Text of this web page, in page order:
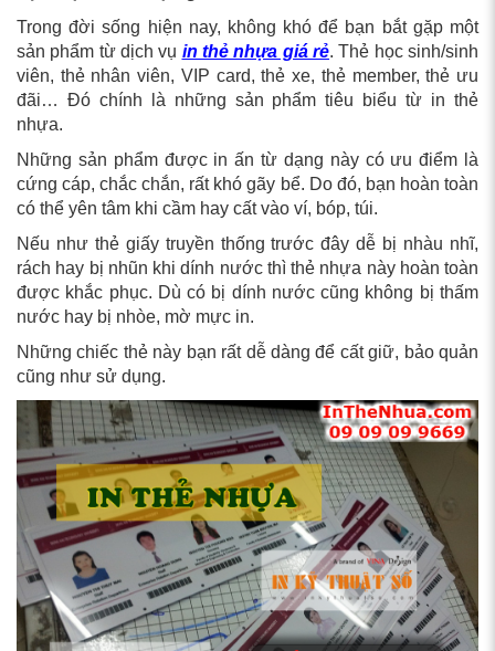
Trong đời sống hiện nay, không khó để bạn bắt gặp một
sản phẩm từ dịch vụ in thẻ nhựa giá rẻ. Thẻ học sinh/sinh
viên, thẻ nhân viên, VIP card, thẻ xe, thẻ member, thẻ ưu
đãi… Đó chính là những sản phẩm tiêu biểu từ in thẻ
nhựa.
Những sản phẩm được in ấn từ dạng này có ưu điểm là
cứng cáp, chắc chắn, rất khó gãy bể. Do đó, bạn hoàn toàn
có thể yên tâm khi cầm hay cất vào ví, bóp, túi.
Nếu như thẻ giấy truyền thống trước đây dễ bị nhàu nhĩ,
rách hay bị nhũn khi dính nước thì thẻ nhựa này hoàn toàn
được khắc phục. Dù có bị dính nước cũng không bị thấm
nước hay bị nhòe, mờ mực in.
Những chiếc thẻ này bạn rất dễ dàng để cất giữ, bảo quản
cũng như sử dụng.